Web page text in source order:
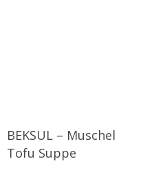
BEKSUL – Muschel
Tofu Suppe